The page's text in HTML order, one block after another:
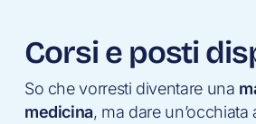
Corsi e posti
So che vorresti diventare una
medicina, ma dare un’occhiata